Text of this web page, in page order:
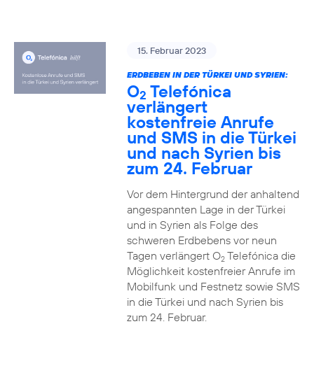
15. Februar 2023
ERDBEBEN IN DER TÜRKEI UND SYRIEN:
O2 Telefónica
verlängert
kostenfreie Anrufe
und SMS in die Türkei
und nach Syrien bis
zum 24. Februar
Vor dem Hintergrund der anhaltend
angespannten Lage in der Türkei
und in Syrien als Folge des
schweren Erdbebens vor neun
Tagen verlängert O2Telefónica die
Möglichkeit kostenfreier Anrufe im
Mobilfunk und Festnetz sowie SMS
in die Türkei und nach Syrien bis
zum 24. Februar.